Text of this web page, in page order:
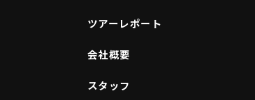
ツアーレポート
会社概要
スタッフ